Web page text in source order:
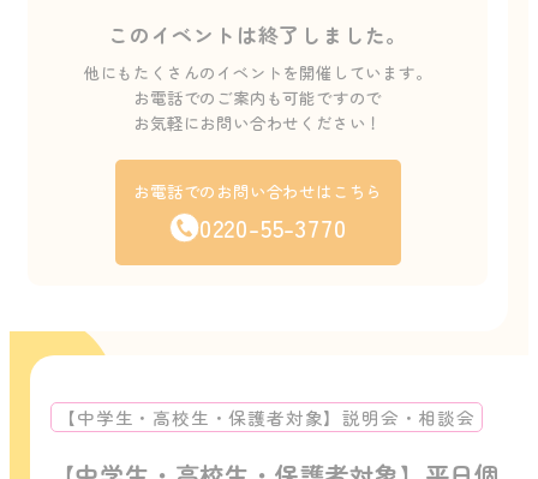
このイベントは終了しました。
他にもたくさんのイベントを開催しています。
お電話でのご案内も可能ですので
お気軽にお問い合わせください！
お電話でのお問い合わせはこちら
0220-55-3770
【中学生・高校生・保護者対象】説明会・相談会